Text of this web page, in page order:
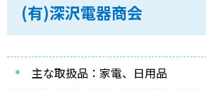
(有)深沢電器商会
主な取扱品：家電、日用品